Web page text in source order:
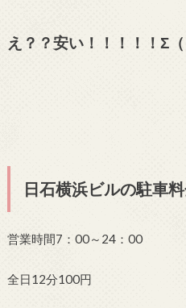
え？？安い！！！！！Σ
日石横浜ビルの駐車
営業時間7：00～24：00
全日12分100円